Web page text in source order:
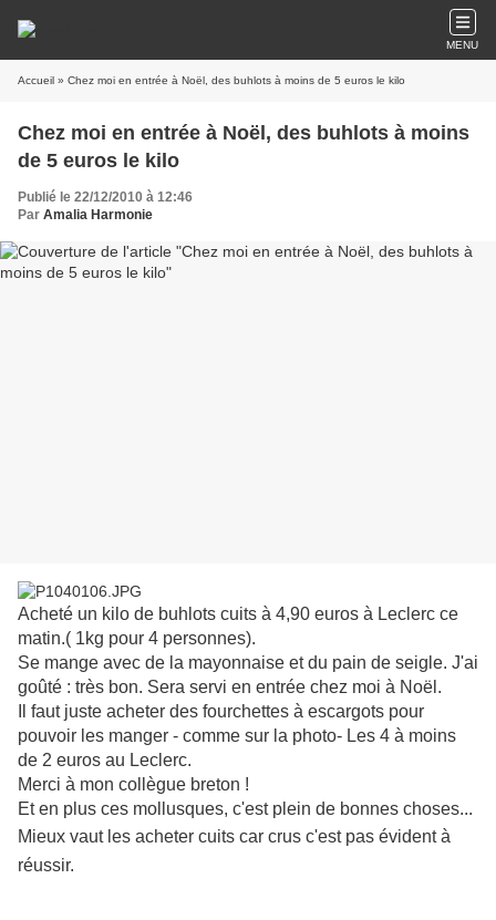
MENU
Accueil » Chez moi en entrée à Noël, des buhlots à moins de 5 euros le kilo
Chez moi en entrée à Noël, des buhlots à moins
de 5 euros le kilo
Publié le 22/12/2010 à 12:46
Par Amalia Harmonie
Acheté un kilo de buhlots cuits à 4,90 euros à Leclerc ce
matin.( 1kg pour 4 personnes).
Se mange avec de la mayonnaise et du pain de seigle. J'ai
goûté : très bon. Sera servi en entrée chez moi à Noël.
Il faut juste acheter des fourchettes à escargots pour
pouvoir les manger - comme sur la photo- Les 4 à moins
de 2 euros au Leclerc.
Merci à mon collègue breton !
Et en plus ces mollusques, c'est plein de bonnes choses...
Mieux vaut les acheter cuits car crus c'est pas évident à
réussir.